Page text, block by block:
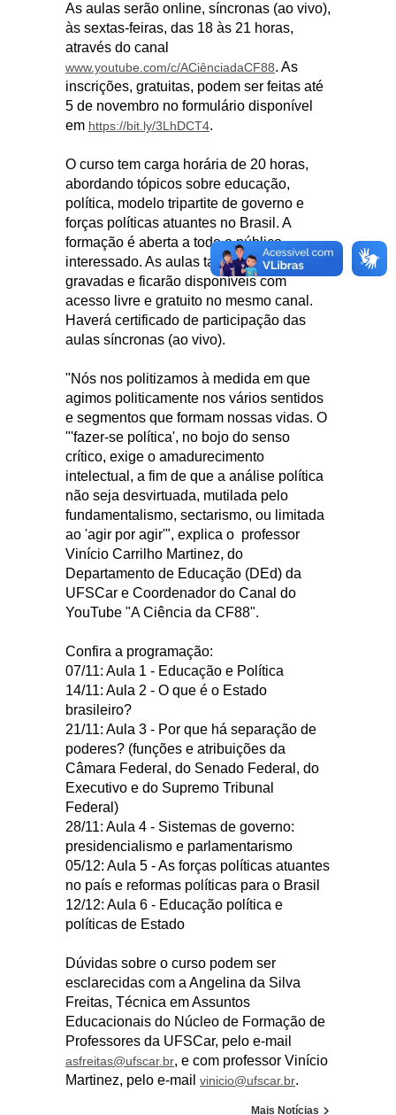
As aulas serão online, síncronas (ao vivo),
às sextas-feiras, das 18 às 21 horas,
através do canal
www.youtube.com/c/ACiênciadaCF88. As
inscrições, gratuitas, podem ser feitas até
5 de novembro no formulário disponível
em https://bit.ly/3LhDCT4.
O curso tem carga horária de 20 horas,
abordando tópicos sobre educação,
política, modelo tripartite de governo e
forças políticas atuantes no Brasil. A
formação é aberta a todo o público
interessado. As aulas também serão
gravadas e ficarão disponíveis com
acesso livre e gratuito no mesmo canal.
Haverá certificado de participação das
aulas síncronas (ao vivo).
"Nós nos politizamos à medida em que
agimos politicamente nos vários sentidos
e segmentos que formam nossas vidas. O
"'fazer-se política', no bojo do senso
crítico, exige o amadurecimento
intelectual, a fim de que a análise política
não seja desvirtuada, mutilada pelo
fundamentalismo, sectarismo, ou limitada
ao 'agir por agir'", explica o professor
Vinício Carrilho Martinez, do
Departamento de Educação (DEd) da
UFSCar e Coordenador do Canal do
YouTube "A Ciência da CF88".
Confira a programação:
07/11: Aula 1 - Educação e Política
14/11: Aula 2 - O que é o Estado
brasileiro?
21/11: Aula 3 - Por que há separação de
poderes? (funções e atribuições da
Câmara Federal, do Senado Federal, do
Executivo e do Supremo Tribunal
Federal)
28/11: Aula 4 - Sistemas de governo:
presidencialismo e parlamentarismo
05/12: Aula 5 - As forças políticas atuantes
no país e reformas políticas para o Brasil
12/12: Aula 6 - Educação política e
políticas de Estado
Dúvidas sobre o curso podem ser
esclarecidas com a Angelina da Silva
Freitas, Técnica em Assuntos
Educacionais do Núcleo de Formação de
Professores da UFSCar, pelo e-mail
asfreitas@ufscar.br, e com professor Vinício
Martinez, pelo e-mail vinicio@ufscar.br.
Mais Notícias